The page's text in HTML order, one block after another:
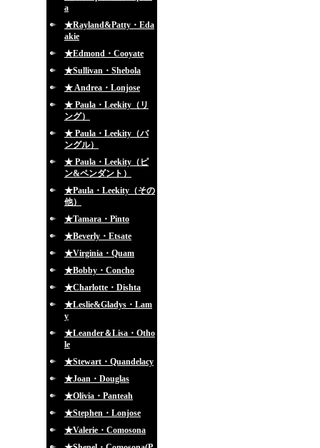
a
★Rayland&Patty・Eda
akie
★Edmond・Cooyate
★Sullivan・Shebola
★ Andrea・Lonjose
★ Paula・Leekity（リ
ング）
★ Paula・Leekity（バ
ングル）
★ Paula・Leekity（ピ
ン&ペンダント）
★Paula・Leekity（その
他）
★Tamara・Pinto
★Beverly・Etsate
★Virginia・Quam
★Bobby・Concho
★Charlotte・Dishta
★Leslie&Gladys・Lam
y
★Leander＆Lisa・Otho
le
★Stewart・Quandelacy
★Joan・Douglas
★Olivia・Panteah
★Stephen・Lonjose
★Valerie・Comosona